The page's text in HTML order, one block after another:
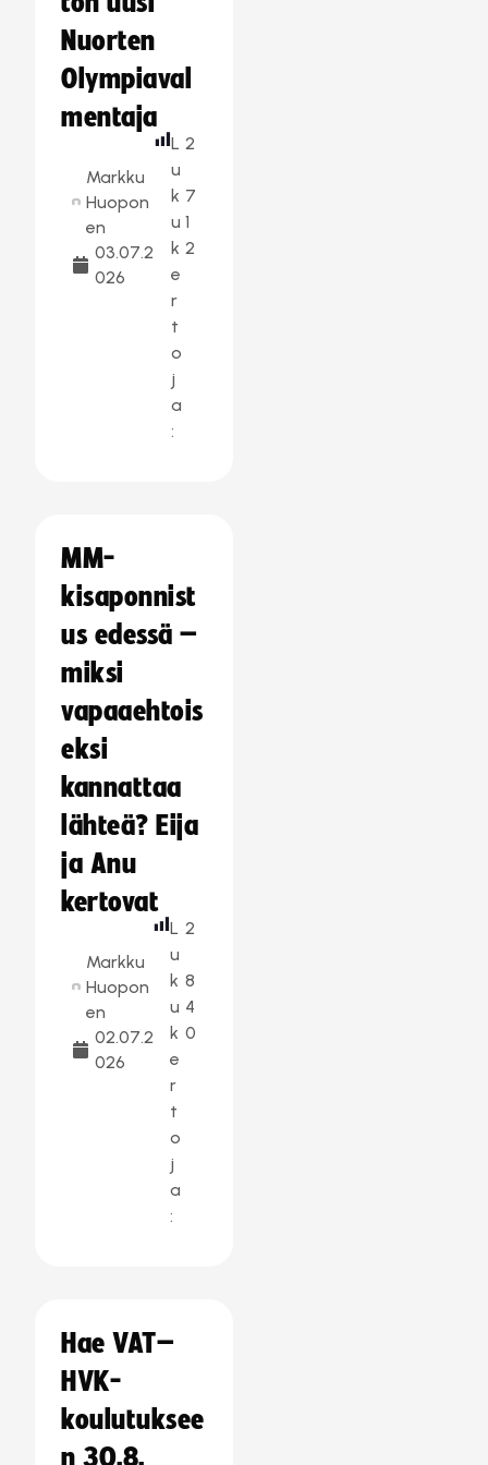
Nuorten
Olympiaval
mentaja
Markku
Huopon
en
03.07.2
026
L
u
k
u
k
e
r
t
o
j
a
:
2
7
1
2
MM-
kisaponnist
us edessä –
miksi
vapaaehtois
eksi
kannattaa
lähteä? Eija
ja Anu
kertovat
Markku
Huopon
en
02.07.2
026
L
u
k
u
k
e
r
t
o
j
a
:
2
8
4
0
Hae VAT–
HVK-
koulutuksee
n 30.8.